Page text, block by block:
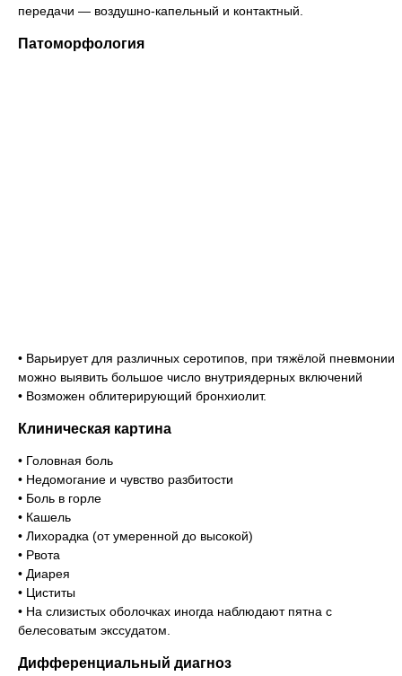
передачи — воздушно-капельный и контактный.
Патоморфология
• Варьирует для различных серотипов, при тяжёлой пневмонии
можно выявить большое число внутриядерных включений
• Возможен облитерирующий бронхиолит.
Клиническая картина
• Головная боль
• Недомогание и чувство разбитости
• Боль в горле
• Кашель
• Лихорадка (от умеренной до высокой)
• Рвота
• Диарея
• Циститы
• На слизистых оболочках иногда наблюдают пятна с
белесоватым экссудатом.
Дифференциальный диагноз